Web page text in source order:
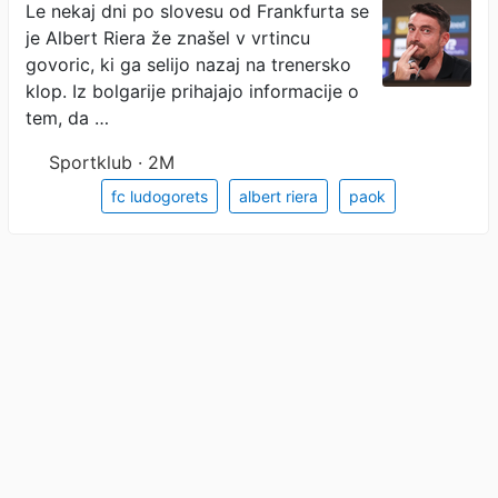
Le nekaj dni po slovesu od Frankfurta se
je Albert Riera že znašel v vrtincu
govoric, ki ga selijo nazaj na trenersko
klop. Iz bolgarije prihajajo informacije o
tem, da …
Sportklub · 2M
fc ludogorets albert riera paok